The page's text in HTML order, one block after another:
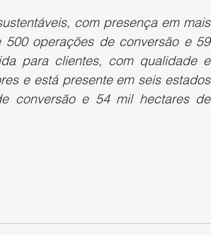
com presença em mais
operações de conversão e 59
para clientes, com qualidade e
e está presente em seis estados
conversão e 54 mil hectares de